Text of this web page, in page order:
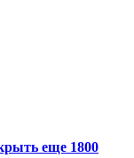
еще 1800